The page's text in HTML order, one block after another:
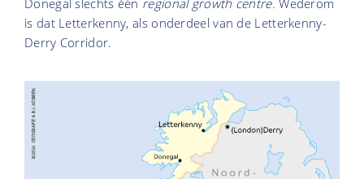
is dat Letterkenny, als onderdeel van de Letterkenny-
Derry Corridor.